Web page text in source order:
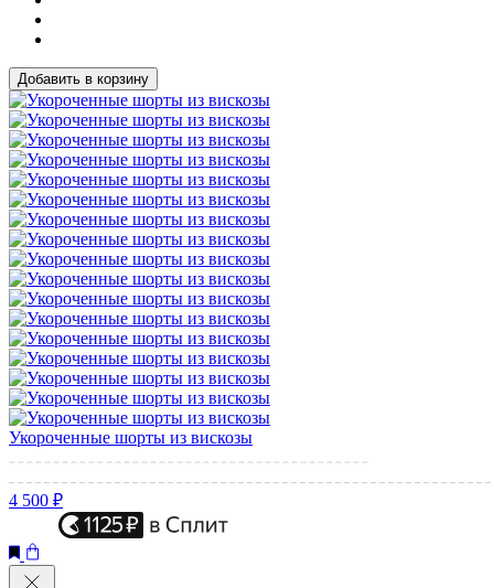
Добавить в корзину
Укороченные шорты из вискозы
4 500 ₽